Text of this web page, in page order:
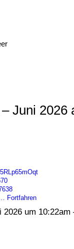
Juni
Fortfahren
2026 um